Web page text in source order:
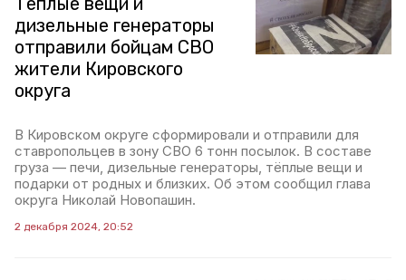
дизельные генераторы
отправили бойцам СВО
жители Кировского
округа
В Кировском округе сформировали и отправили для
ставропольцев в зону СВО 6 тонн посылок. В составе
груза — печи, дизельные генераторы, тёплые вещи и
подарки от родных и близких. Об этом сообщил глава
округа Николай Новопашин.
2 декабря 2024, 20:52